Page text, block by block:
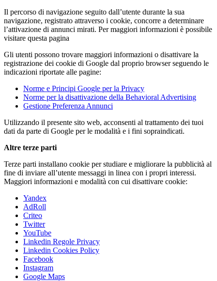
Il percorso di navigazione seguito dall’utente durante la sua
navigazione, registrato attraverso i cookie, concorre a determinare
l’attivazione di annunci mirati. Per maggiori informazioni è possibile
visitare questa pagina
Gli utenti possono trovare maggiori informazioni o disattivare la
registrazione dei cookie di Google dal proprio browser seguendo le
indicazioni riportate alle pagine:
Norme e Principi Google per la Privacy
Norme per la disattivazione della Behavioral Advertising
Gestione Preferenza Annunci
Utilizzando il presente sito web, acconsenti al trattamento dei tuoi
dati da parte di Google per le modalità e i fini sopraindicati.
Altre terze parti
Terze parti installano cookie per studiare e migliorare la pubblicità al
fine di inviare all’utente messaggi in linea con i propri interessi.
Maggiori informazioni e modalità con cui disattivare cookie:
Yandex
AdRoll
Criteo
Twitter
YouTube
Linkedin Regole Privacy
Linkedin Cookies Policy
Facebook
Instagram
Google Maps